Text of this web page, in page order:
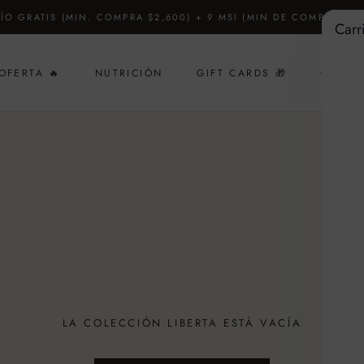
GRATIS (MIN. COMPRA $2,600) + 9 MSI (MIN DE COMPRA
🔥 NUTRICIÓN GIFT CARDS 🎁 CUSTOM
LA COLECCIÓN LIBERTA ESTÁ VACÍA